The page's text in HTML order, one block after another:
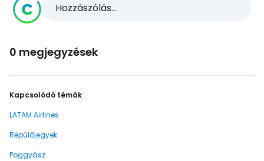
Hozzászólás...
0 megjegyzések
Kapcsolódó témák
LATAM Airlines
Repülőjegyek
Poggyász